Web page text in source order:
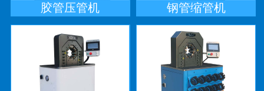
胶管压管机 钢管缩管机